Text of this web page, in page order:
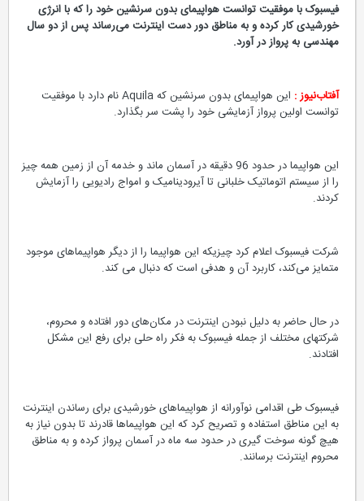
فیسبوک با موفقیت توانست هواپیمای بدون سرنشین خود را که با انرژی
خورشیدی کار کرده و به مناطق دور دست اینترنت می‌رساند پس از دو سال
مهندسی به پرواز در آورد.
آفتاب‌‌نیوز :
این هواپیمای بدون سرنشین که Aquila نام دارد با موفقیت
توانست اولین پرواز آزمایشی خود را پشت سر بگذارد.
این هواپیما در حدود 96 دقیقه در آسمان ماند و خدمه آن از زمین همه چیز
را از سیستم اتوماتیک خلبانی تا آیرودینامیک و امواج رادیویی را آزمایش
کردند.
شرکت فیسبوک اعلام کرد چیزیکه این هواپیما را از دیگر هواپیماهای موجود
متمایز می‌کند، کاربرد آن و هدفی است که دنبال می کند.
در حال حاضر به دلیل نبودن اینترنت در مکان‌های دور افتاده و محروم،
شرکتهای مختلف از جمله فیسبوک به فکر راه حلی برای رفع این مشکل
افتادند.
فیسبوک طی اقدامی نوآورانه از هواپیماهای خورشیدی برای رساندن اینترنت
به این مناطق استفاده و تصریح کرد که این هواپیماها قادرند تا بدون نیاز به
هیچ گونه سوخت گیری در حدود سه ماه در آسمان پرواز کرده و به مناطق
محروم اینترنت برسانند.